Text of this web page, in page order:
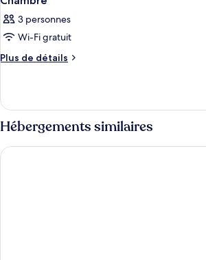
3 personnes
Wi-Fi gratuit
Plus de détails
Plus
le
type
de
chambre
Chambre
Hébergements similaires
Ibis Budget Muenchen City Sued